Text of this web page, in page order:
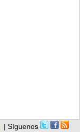
| Síguenos